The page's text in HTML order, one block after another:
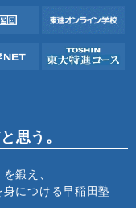
思う。
を鍛え、
身につける早稲田塾